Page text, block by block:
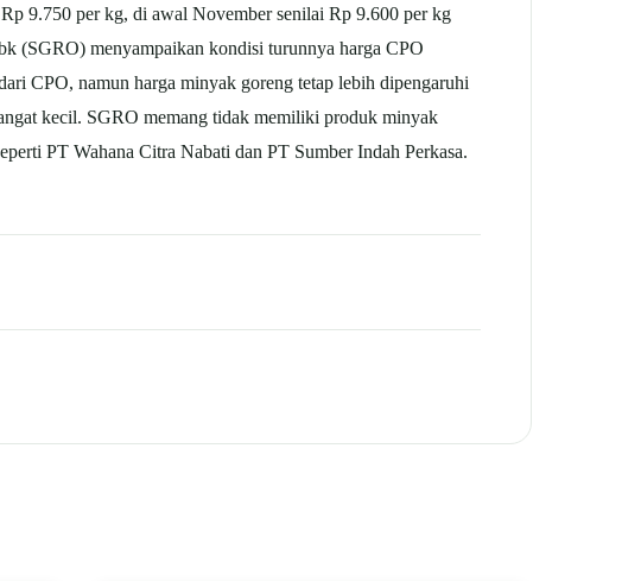
9.750 per kg, di awal November senilai Rp 9.600 per kg
(SGRO) menyampaikan kondisi turunnya harga CPO
CPO, namun harga minyak goreng tetap lebih dipengaruhi
kecil. SGRO memang tidak memiliki produk minyak
PT Wahana Citra Nabati dan PT Sumber Indah Perkasa.